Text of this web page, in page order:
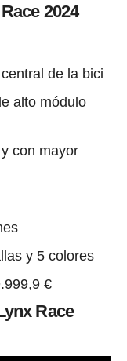
2024
de la bici
alto módulo
con mayor
y 5 colores
€
Race